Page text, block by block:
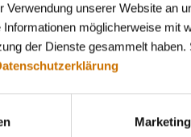
unserer Website an
möglicherweise mit
der Dienste gesammelt haben.
Marketing
erfolgt, sobald alle
50 Tage vor Ihrem
Kindes vorliegt,